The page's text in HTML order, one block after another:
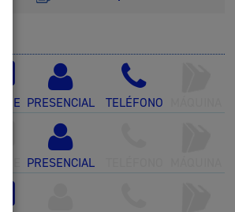
PRESENCIAL TELÉFONO
PRESENCIAL